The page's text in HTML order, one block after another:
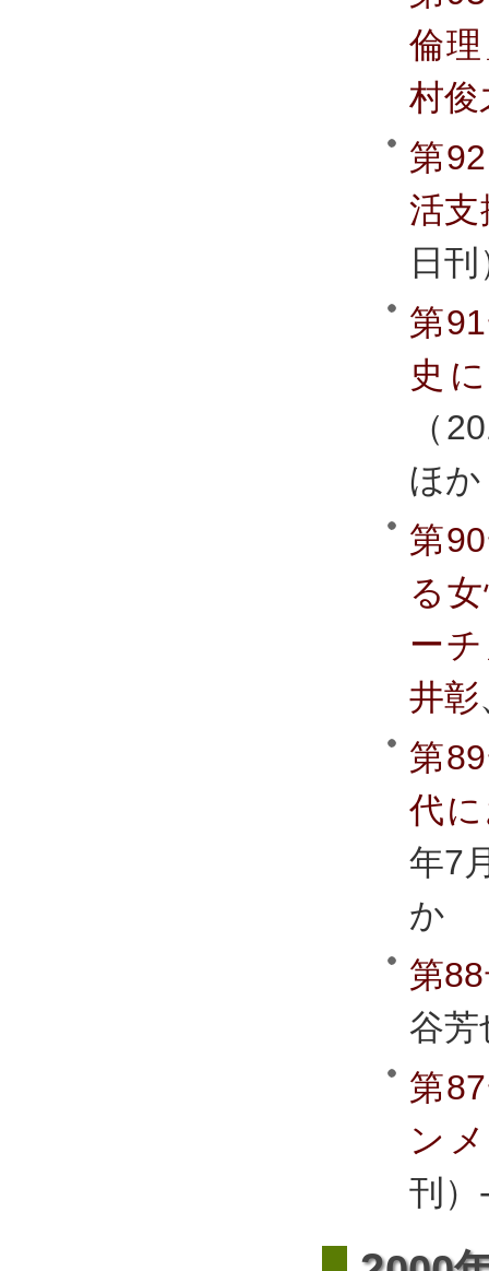
倫
村俊
第
活支
日
第
史
（
ほか
第
る
ー
井彰
第
代
年7
か
第
谷芳
第
ン
刊）